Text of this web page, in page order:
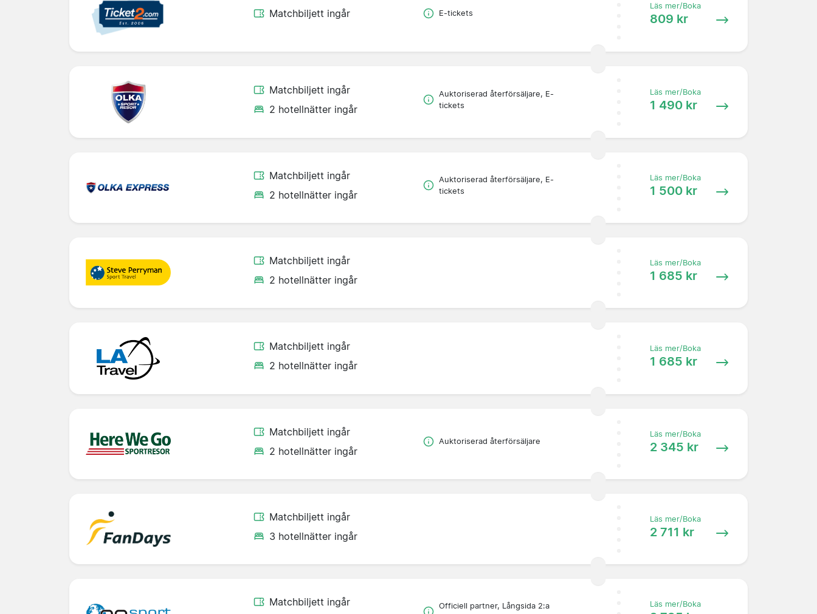
Matchbiljett ingår E-tickets
Läs mer/Boka
809 kr
Matchbiljett ingår
2 hotellnätter ingår
Auktoriserad återförsäljare, E-
tickets
Läs mer/Boka
1 490 kr
Matchbiljett ingår
2 hotellnätter ingår
Auktoriserad återförsäljare, E-
tickets
Läs mer/Boka
1 500 kr
Matchbiljett ingår
2 hotellnätter ingår
Läs mer/Boka
1 685 kr
Matchbiljett ingår
2 hotellnätter ingår
Läs mer/Boka
1 685 kr
Matchbiljett ingår
2 hotellnätter ingår
Auktoriserad återförsäljare
Läs mer/Boka
2 345 kr
Matchbiljett ingår
3 hotellnätter ingår
Läs mer/Boka
2 711 kr
Matchbiljett ingår
Officiell partner, Långsida 2:a
Läs mer/Boka